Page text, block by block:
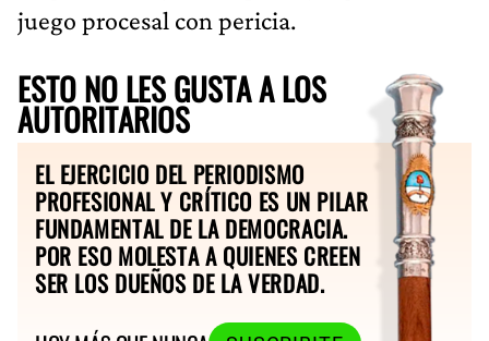
juego procesal con pericia.
ESTO NO LES GUSTA A LOS
AUTORITARIOS
EL EJERCICIO DEL PERIODISMO
PROFESIONAL Y CRÍTICO ES UN PILAR
FUNDAMENTAL DE LA DEMOCRACIA.
POR ESO MOLESTA A QUIENES CREEN
SER LOS DUEÑOS DE LA VERDAD.